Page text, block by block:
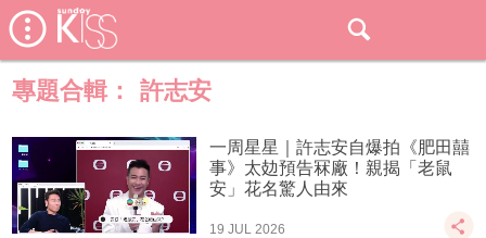
專題合輯： 許志安
一周星星｜許志安自爆拍《肥田囍
事》太攰預告冧廠！親揭「老鼠
安」花名驚人由來
19 JUL 2026